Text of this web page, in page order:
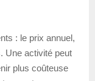
: le prix annuel,
Une activité peut
plus coûteuse